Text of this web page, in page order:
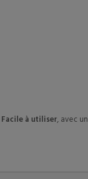
Facile à utiliser, avec un